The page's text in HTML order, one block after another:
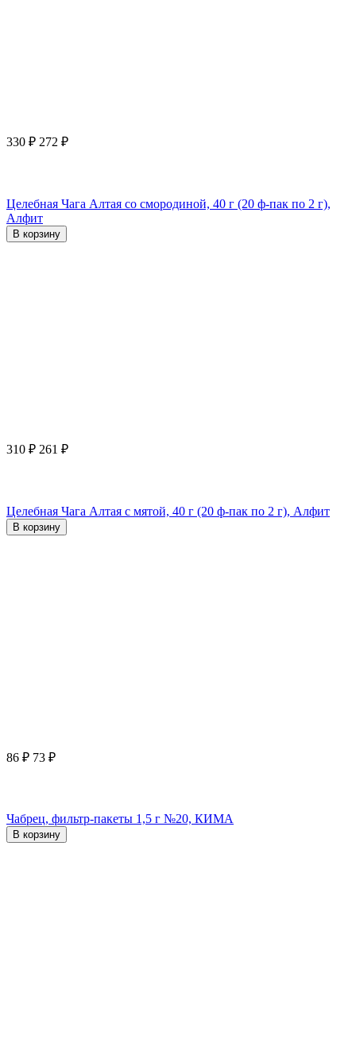
330 ₽ 272 ₽
Целебная Чага Алтая со смородиной, 40 г (20 ф-пак по 2 г),
Алфит
В корзину
310 ₽ 261 ₽
Целебная Чага Алтая с мятой, 40 г (20 ф-пак по 2 г), Алфит
В корзину
86 ₽ 73 ₽
Чабрец, фильтр-пакеты 1,5 г №20, КИМА
В корзину